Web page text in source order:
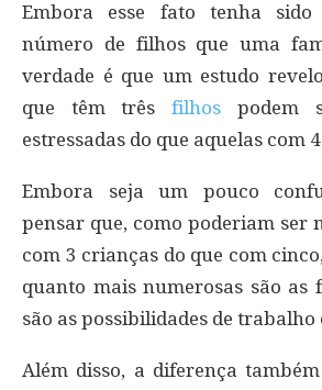
Embora esse fato tenha sido
número de filhos que uma
verdade é que um estudo
que têm trêsfilhos podem
estressadas do que aquelas com
Embora seja um pouco
pensar que, como poderiam ser
com 3 crianças do que com
quanto mais numerosas são as
são as possibilidades de trabalho
Além disso, a diferença